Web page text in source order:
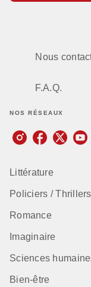
Nous
F.A.Q.
NOS RÉSEAUX
Littérature
Policiers / Thrillers
Romance
Imaginaire
Sciences
Bien-être